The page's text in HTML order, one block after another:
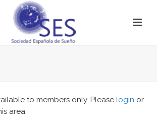
to members only. Please login or
area.